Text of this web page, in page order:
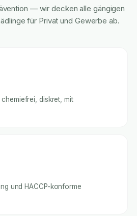
— wir decken alle gängigen
für Privat und Gewerbe ab.
diskret, mit
und HACCP-konforme